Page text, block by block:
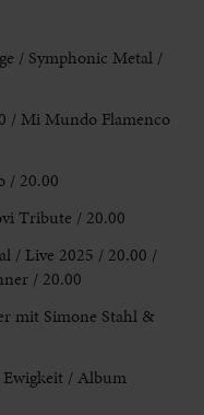
/ Symphonic Metal /
/ Mi Mundo Flamenco
/ 20.00
Tribute / 20.00
/ Live 2025 / 20.00 /
/ 20.00
mit Simone Stahl &
Ewigkeit / Album